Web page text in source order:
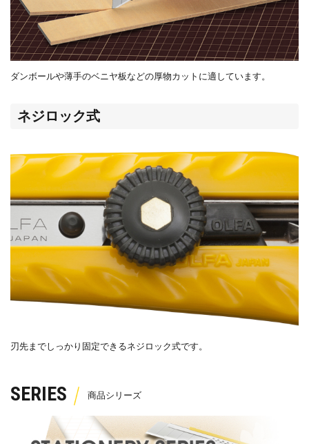
ダンボールや薄手のベニヤ板などの厚物カットに適しています。
ネジロック式
刃先までしっかり固定できるネジロック式です。
SERIES